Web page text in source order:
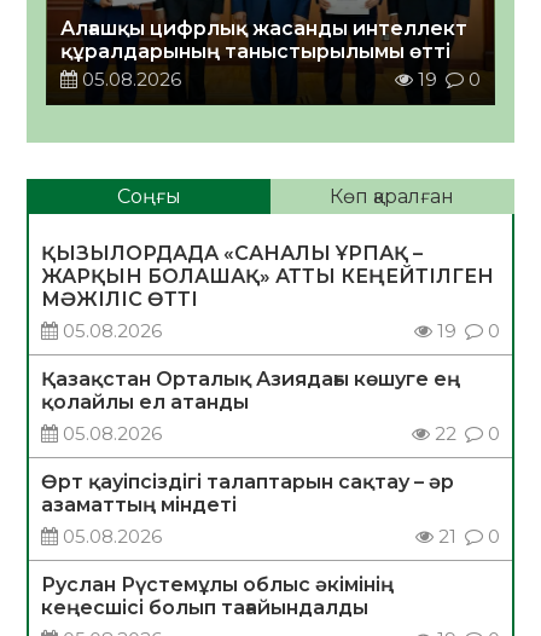
Алғашқы цифрлық жасанды интеллект
құралдарының таныстырылымы өтті
05.08.2026
19 0
Соңғы Көп қаралған
ҚЫЗЫЛОРДАДА «САНАЛЫ ҰРПАҚ –
ЖАРҚЫН БОЛАШАҚ» АТТЫ КЕҢЕЙТІЛГЕН
МӘЖІЛІС ӨТТІ
05.08.2026
19 0
Қазақстан Орталық Азиядағы көшуге ең
қолайлы ел атанды
05.08.2026
22 0
Өрт қауіпсіздігі талаптарын сақтау – әр
азаматтың міндеті
05.08.2026
21 0
Руслан Рүстемұлы облыс әкімінің
кеңесшісі болып тағайындалды